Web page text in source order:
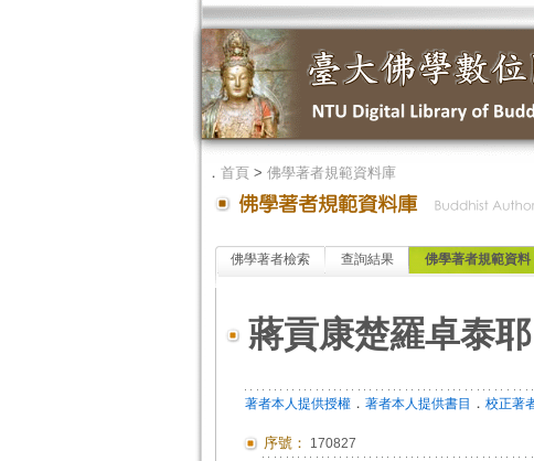
． 首頁> 佛學著者規範資料庫
佛學著者檢索 查詢結果 佛學著者規範資料
蔣貢康楚羅卓泰耶
著者本人提供授權． 著者本人提供書目 ． 校正著
序號： 170827